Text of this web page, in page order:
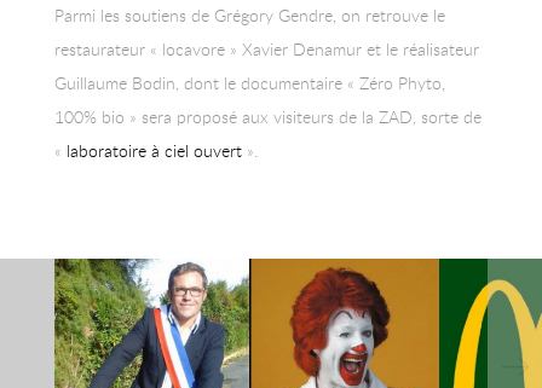
Parmi les soutiens de Grégory Gendre, on retrouve le
restaurateur « locavore » Xavier Denamur et le réalisateur
Guillaume Bodin, dont le documentaire « Zéro Phyto,
100% bio » sera proposé aux visiteurs de la ZAD, sorte de
« laboratoire à ciel ouvert».